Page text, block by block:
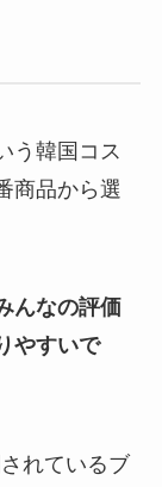
う韓国コス
商品から選
んなの評価
やすいで
れているブ